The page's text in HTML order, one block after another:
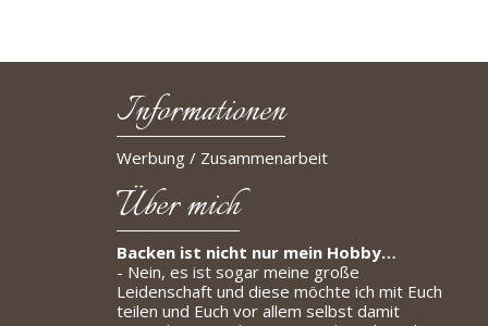
Informationen
Werbung / Zusammenarbeit
Über mich
Backen ist nicht nur mein Hobby…
- Nein, es ist sogar meine große
Leidenschaft und diese möchte ich mit Euch
teilen und Euch vor allem selbst damit